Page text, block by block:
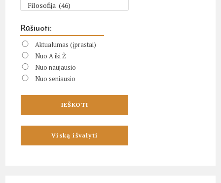
Rūšiuoti:
Aktualumas (įprastai)
Nuo A iki Ž
Nuo naujausio
Nuo seniausio